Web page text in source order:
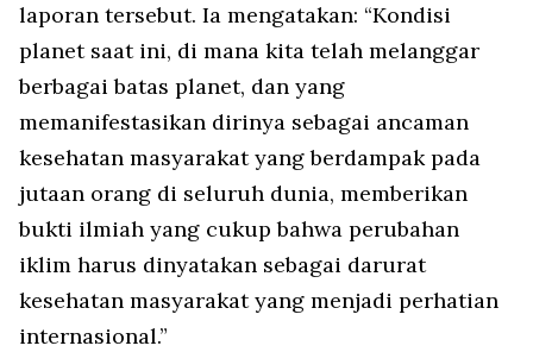
laporan tersebut. Ia mengatakan: “Kondisi
planet saat ini, di mana kita telah melanggar
berbagai batas planet, dan yang
memanifestasikan dirinya sebagai ancaman
kesehatan masyarakat yang berdampak pada
jutaan orang di seluruh dunia, memberikan
bukti ilmiah yang cukup bahwa perubahan
iklim harus dinyatakan sebagai darurat
kesehatan masyarakat yang menjadi perhatian
internasional.”